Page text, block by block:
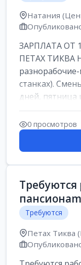
Натания
ЗАРПЛАТА ОТ
ПЕТАХ ТИКВА
станках).
дней, пятница
0 просмотров
Требуются
Требуются
Петах Тиква